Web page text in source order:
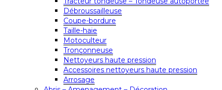
Débroussailleuse
Coupe-bordure
Taille-haie
Motoculteur
Tronçonneuse
Nettoyeurs haute pression
Accessoires nettoyeurs haute pression
Arrosage